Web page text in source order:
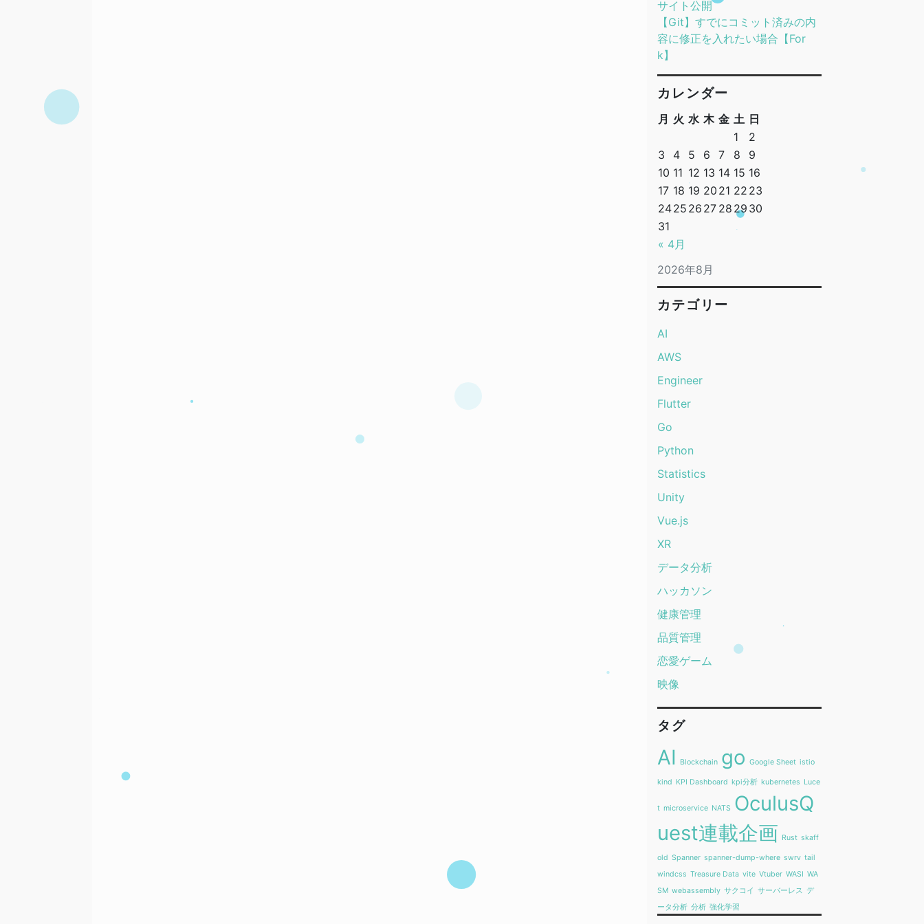
サイト公開
【Git】すでにコミット済みの内
容に修正を入れたい場合【For
k】
カレンダー
2026年8月
月 火 水 木 金 土 日
« 4月
1
2
3
4 5 6 7 8
9
10 11 12 13 14 15 16
17 18 19 20 21 22 23
2425 26 27 28 29 30
31
カテゴリー
AI
AWS
Engineer
Flutter
Go
Python
Statistics
Unity
Vue.js
XR
データ分析
ハッカソン
健康管理
品質管理
恋愛ゲーム
映像
タグ
AI Blockchain go Google Sheet istio
kind KPI Dashboard kpi分析 kubernetes Luce
t microservice NATS OculusQ
uest連載企画 Rust skaff
old Spanner spanner-dump-where swrv tail
windcss Treasure Data vite Vtuber WASI WA
SM webassembly サクコイ サーバーレス デ
ータ分析 分析 強化学習